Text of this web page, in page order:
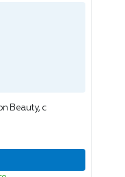
Beauty, с